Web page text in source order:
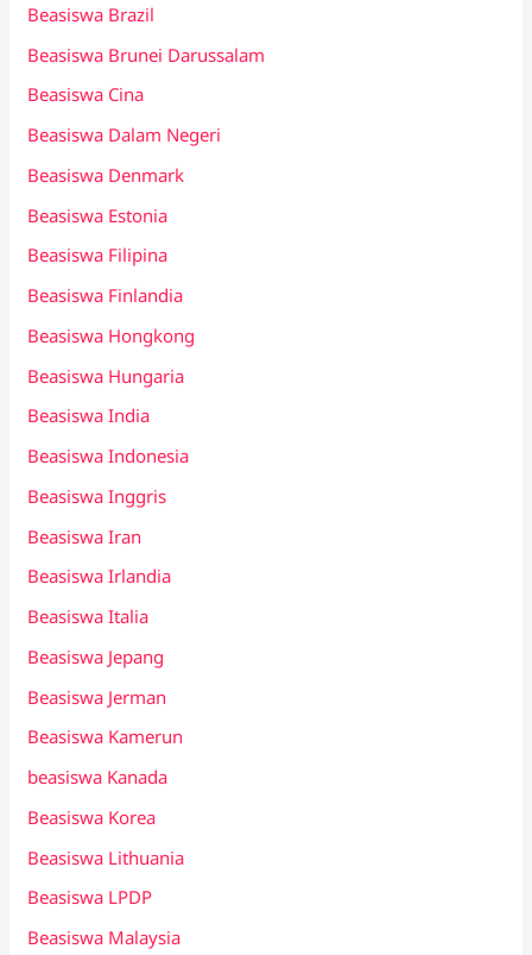
Beasiswa Brazil
Beasiswa Brunei Darussalam
Beasiswa Cina
Beasiswa Dalam Negeri
Beasiswa Denmark
Beasiswa Estonia
Beasiswa Filipina
Beasiswa Finlandia
Beasiswa Hongkong
Beasiswa Hungaria
Beasiswa India
Beasiswa Indonesia
Beasiswa Inggris
Beasiswa Iran
Beasiswa Irlandia
Beasiswa Italia
Beasiswa Jepang
Beasiswa Jerman
Beasiswa Kamerun
beasiswa Kanada
Beasiswa Korea
Beasiswa Lithuania
Beasiswa LPDP
Beasiswa Malaysia